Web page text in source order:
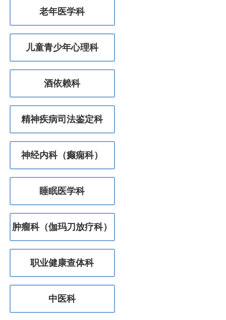
老年医学科
儿童青少年心理科
酒依赖科
精神疾病司法鉴定科
神经内科（癫痫科）
睡眠医学科
肿瘤科（伽玛刀放疗科）
职业健康查体科
中医科